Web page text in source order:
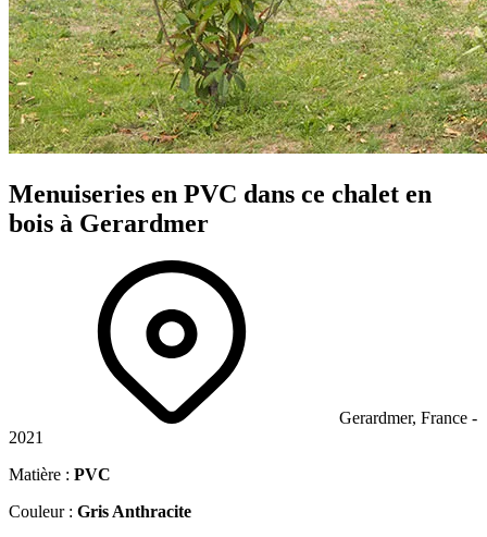
Menuiseries en PVC dans ce chalet en
bois à Gerardmer
Gerardmer, France -
2021
Matière : PVC
Couleur : Gris Anthracite